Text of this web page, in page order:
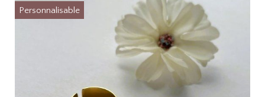
Personnalisable